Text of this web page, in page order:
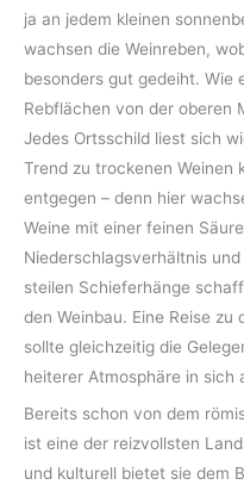
ja an jedem kleinen
wachsen die Weinreben,
besonders gut gedeiht. Wie
Rebflächen von der oberen
Jedes Ortsschild liest sich
Trend zu trockenen Weinen
entgegen – denn hier
Weine mit einer feinen
Niederschlagsverhältnis
steilen Schieferhänge
den Weinbau. Eine Reise
sollte gleichzeitig die
heiterer Atmosphäre in sich
Bereits schon von dem
ist eine der reizvollsten
und kulturell bietet sie dem